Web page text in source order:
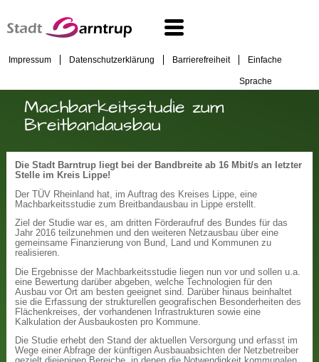
Impressum Datenschutzerklärung Barrierefreiheit Einfache
Sprache
Machbarkeitsstudie zum
Breitbandausbau
Die Stadt Barntrup liegt bei der Bandbreite ab 16 Mbit/s an letzter
Stelle im Kreis Lippe!
Der TÜV Rheinland hat, im Auftrag des Kreises Lippe, eine
Machbarkeitsstudie zum Breitbandausbau in Lippe erstellt.
Ziel der Studie war es, am dritten Förderaufruf des Bundes für das
Jahr 2016 teilzunehmen und den weiteren Netzausbau über eine
gemeinsame Finanzierung von Bund, Land und Kommunen zu
realisieren.
Die Ergebnisse der Machbarkeitsstudie liegen nun vor und sollen u.a.
eine Bewertung darüber abgeben, welche Technologien für den
Ausbau vor Ort am besten geeignet sind. Darüber hinaus beinhaltet
sie die Erfassung der strukturellen geografischen Besonderheiten des
Flächenkreises, der vorhandenen Infrastrukturen sowie eine
Kalkulation der Ausbaukosten pro Kommune.
Die Studie erhebt den Stand der aktuellen Versorgung und erfasst im
Wege einer Abfrage der künftigen Ausbauabsichten der Netzbetreiber